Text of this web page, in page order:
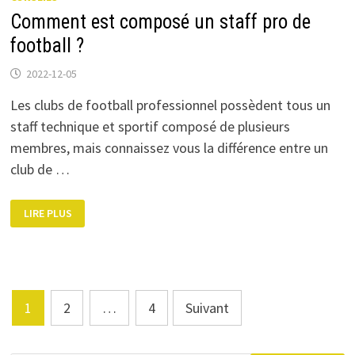
Comment est composé un staff pro de
football ?
2022-12-05
Les clubs de football professionnel possèdent tous un
staff technique et sportif composé de plusieurs
membres, mais connaissez vous la différence entre un
club de …
EST
COMPOSÉ
?
LIRE PLUS
Pagination
des
1 2 … 4 Suivant